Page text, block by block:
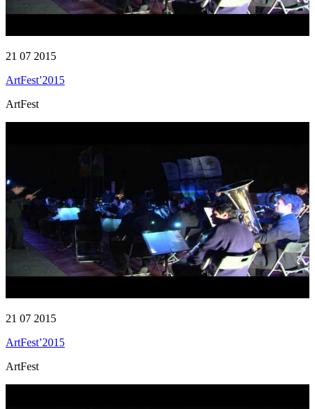
21 07 2015
ArtFest’2015
ArtFest
21 07 2015
ArtFest’2015
ArtFest